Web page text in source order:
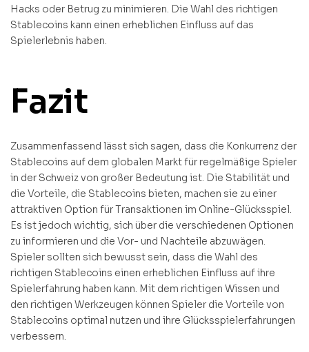
Hacks oder Betrug zu minimieren. Die Wahl des richtigen
Stablecoins kann einen erheblichen Einfluss auf das
Spielerlebnis haben.
Fazit
Zusammenfassend lässt sich sagen, dass die Konkurrenz der
Stablecoins auf dem globalen Markt für regelmäßige Spieler
in der Schweiz von großer Bedeutung ist. Die Stabilität und
die Vorteile, die Stablecoins bieten, machen sie zu einer
attraktiven Option für Transaktionen im Online-Glücksspiel.
Es ist jedoch wichtig, sich über die verschiedenen Optionen
zu informieren und die Vor- und Nachteile abzuwägen.
Spieler sollten sich bewusst sein, dass die Wahl des
richtigen Stablecoins einen erheblichen Einfluss auf ihre
Spielerfahrung haben kann. Mit dem richtigen Wissen und
den richtigen Werkzeugen können Spieler die Vorteile von
Stablecoins optimal nutzen und ihre Glücksspielerfahrungen
verbessern.